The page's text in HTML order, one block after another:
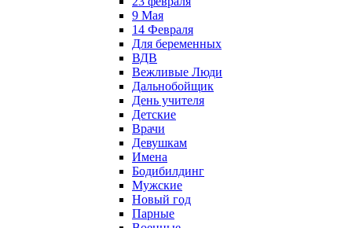
9 Мая
14 Февраля
Для беременных
ВДВ
Вежливые Люди
Дальнобойщик
День учителя
Детские
Врачи
Девушкам
Имена
Бодибилдинг
Мужские
Новый год
Парные